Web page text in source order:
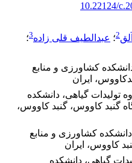
10.22124/
2؛ عبدالطیف قلی زاده3؛
کشاورزی و منابع
ایران
تولیدات گیاهی، دانشکده
گنبد کاووس، گنبد کاووس،
دانشکده کشاورزی و منابع
کاووس، ایران
گیاهی، دانشکده